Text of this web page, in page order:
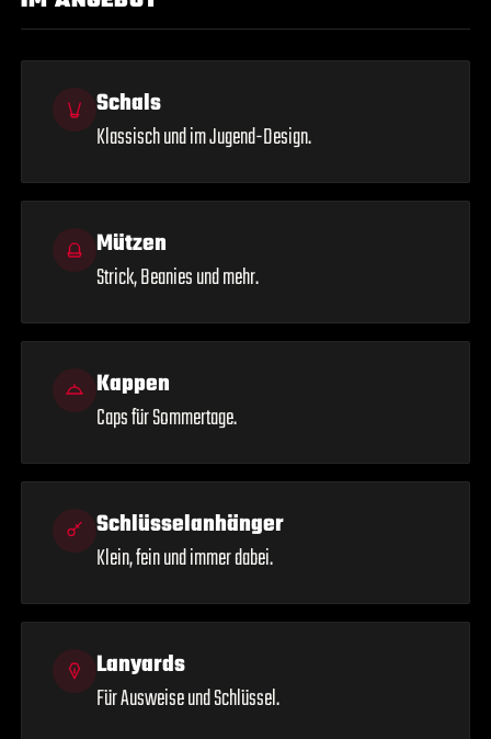
Schals
Klassisch und im Jugend-Design.
Mützen
Strick, Beanies und mehr.
Kappen
Caps für Sommertage.
Schlüsselanhänger
Klein, fein und immer dabei.
Lanyards
Für Ausweise und Schlüssel.